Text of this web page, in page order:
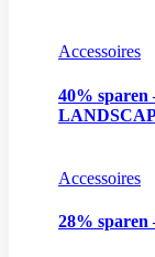
Accessoires
40%
Accessoires
28% sparen